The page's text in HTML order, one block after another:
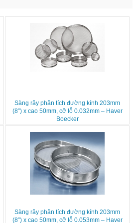
Sàng rây phân tích đường kính 203mm
(8”) x cao 50mm, cỡ lỗ 0.032mm – Haver
Boecker
Sàng rây phân tích đường kính 203mm
(8”) x cao 50mm, cỡ lỗ 0.053mm – Haver